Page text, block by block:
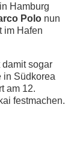
Hamburg
Polo nun
im Hafen
sogar
in Südkorea
am 12.
festmachen.